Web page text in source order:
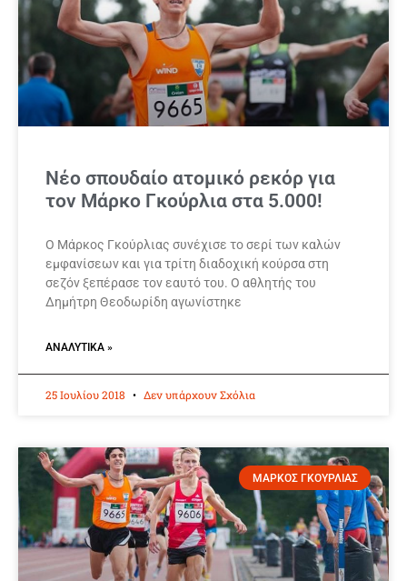
Νέο σπουδαίο ατομικό ρεκόρ για
τον Μάρκο Γκούρλια στα 5.000!
Ο Μάρκος Γκούρλιας συνέχισε το σερί των καλών
εμφανίσεων και για τρίτη διαδοχική κούρσα στη
σεζόν ξεπέρασε τον εαυτό του. Ο αθλητής του
Δημήτρη Θεοδωρίδη αγωνίστηκε
ΑΝΑΛΥΤΙΚΆ »
25 Ιουλίου 2018 Δεν υπάρχουν Σχόλια
ΜΑΡΚΟΣ ΓΚΟΥΡΛΙΑΣ